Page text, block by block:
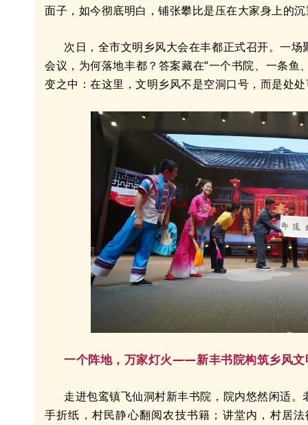
面子，如今彻底明白，铺张攀比是压在大家身上的沉
次日，全市文明乡风大会在丰都正式召开。一
会议，为何落地丰都？答案藏在“一个书院、一条鱼
变之中：在这里，文明乡风不是空洞口号，而是处
一个阵地，万家灯火——新丰书院构筑乡风文
走进包鸾镇飞仙洞村新丰书院，院内悠然闲适
手折纸，村民静心翻阅农技书籍；讲堂内，村居